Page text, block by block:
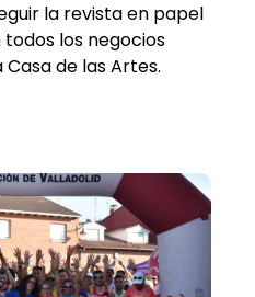
la revista en papel
todos los negocios
de las Artes.